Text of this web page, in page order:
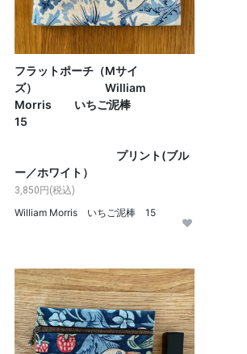
フラットポーチ（Mサイ
ズ） William
Morris いちご泥棒
15
プリント(ブル
ー／ホワイト）
3,850円(税込)
William Morris いちご泥棒 15